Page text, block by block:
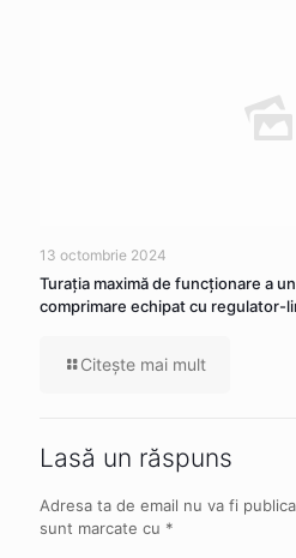
13 octombrie 2024
Turația maximă de funcționare a
comprimare echipat cu regulator-
Citeşte mai mult
Lasă un răspuns
Adresa ta de email nu va fi
sunt marcate cu *